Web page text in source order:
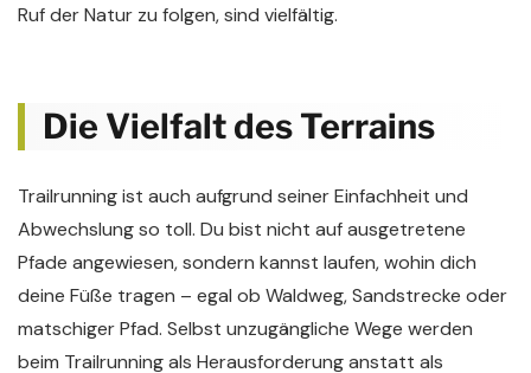
Ruf der Natur zu folgen, sind vielfältig.
Die Vielfalt des Terrains
Trailrunning ist auch aufgrund seiner Einfachheit und
Abwechslung so toll. Du bist nicht auf ausgetretene
Pfade angewiesen, sondern kannst laufen, wohin dich
deine Füße tragen – egal ob Waldweg, Sandstrecke oder
matschiger Pfad. Selbst unzugängliche Wege werden
beim Trailrunning als Herausforderung anstatt als